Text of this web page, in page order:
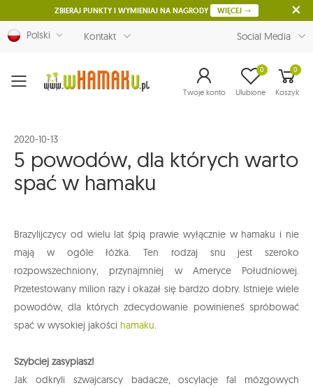
ZBIERAJ PUNKTY I WYMIENIAJ NA NAGRODY WIĘCEJ
Polski Kontakt Social Media
Menu Twoje konto Ulubione
0 0
Koszyk
2020-10-13
5 powodów, dla których warto
spać w hamaku
Brazylijczycy od wielu lat śpią prawie wyłącznie w hamaku i nie
mają w ogóle łóżka. Ten rodzaj snu jest szeroko
rozpowszechniony, przynajmniej w Ameryce Południowej.
Przetestowany milion razy i okazał się bardzo dobry. Istnieje wiele
powodów, dla których zdecydowanie powinieneś spróbować
spać w wysokiej jakości hamaku.
Szybciej zasypiasz!
Jak odkryli szwajcarscy badacze, oscylacje fal mózgowych